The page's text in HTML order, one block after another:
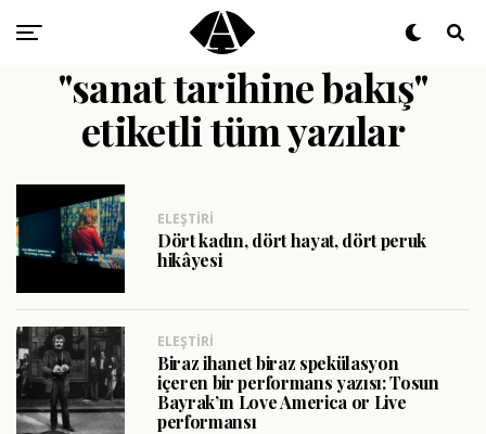
"sanat tarihine bakış"
etiketli tüm yazılar
ELEŞTIRI
Dört kadın, dört hayat, dört peruk
hikâyesi
ELEŞTIRI
Biraz ihanet biraz spekülasyon
içeren bir performans yazısı: Tosun
Bayrak’ın Love America or Live
performansı